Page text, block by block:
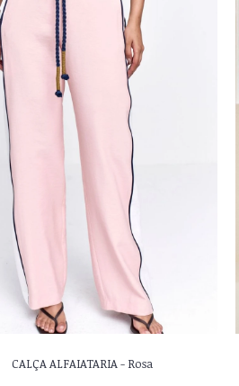
CALÇA ALFAIATARIA - Rosa